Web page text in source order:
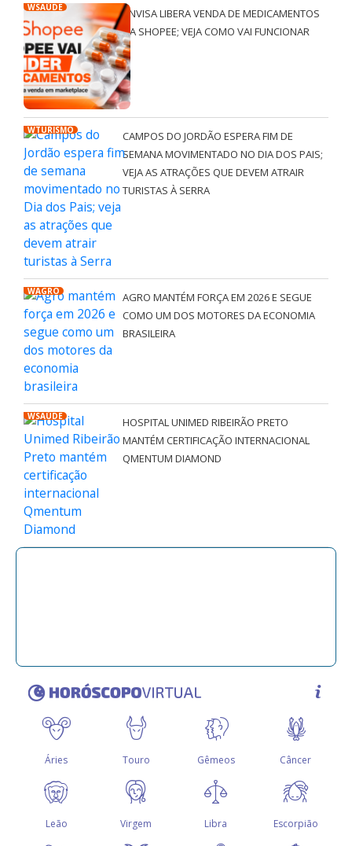
WSAÚDE
ANVISA LIBERA VENDA DE MEDICAMENTOS
NA SHOPEE; VEJA COMO VAI FUNCIONAR
WTURISMO
CAMPOS DO JORDÃO ESPERA FIM DE
SEMANA MOVIMENTADO NO DIA DOS PAIS;
VEJA AS ATRAÇÕES QUE DEVEM ATRAIR
TURISTAS À SERRA
WAGRO
AGRO MANTÉM FORÇA EM 2026 E SEGUE
COMO UM DOS MOTORES DA ECONOMIA
BRASILEIRA
WSAÚDE
HOSPITAL UNIMED RIBEIRÃO PRETO
MANTÉM CERTIFICAÇÃO INTERNACIONAL
QMENTUM DIAMOND